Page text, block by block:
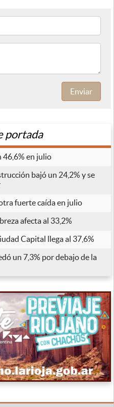
Enviar
portada
46,6% en julio
bajó un 24,2% y se
fuerte caída en julio
afecta al 33,2%
Capital llega al 37,6%
un 7,3% por debajo de la